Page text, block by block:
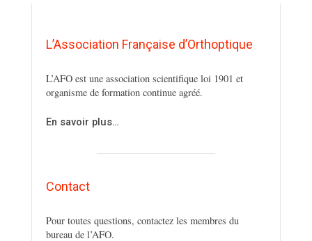
L’Association Française d’Orthoptique
L’AFO est une association scientifique loi 1901 et
organisme de formation continue agréé.
En savoir plus…
Contact
Pour toutes questions, contactez les membres du
bureau de l’AFO.